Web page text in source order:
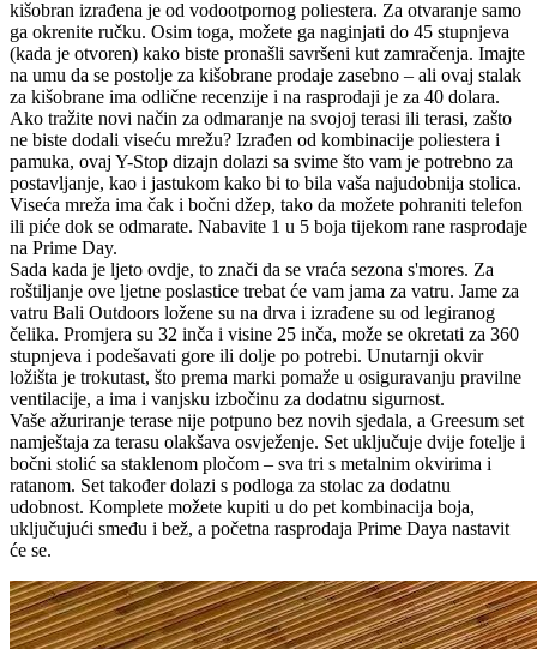
kišobran izrađena je od vodootpornog poliestera. Za otvaranje samo
ga okrenite ručku. Osim toga, možete ga naginjati do 45 stupnjeva
(kada je otvoren) kako biste pronašli savršeni kut zamračenja. Imajte
na umu da se postolje za kišobrane prodaje zasebno – ali ovaj stalak
za kišobrane ima odlične recenzije i na rasprodaji je za 40 dolara.
Ako tražite novi način za odmaranje na svojoj terasi ili terasi, zašto
ne biste dodali viseću mrežu? Izrađen od kombinacije poliestera i
pamuka, ovaj Y-Stop dizajn dolazi sa svime što vam je potrebno za
postavljanje, kao i jastukom kako bi to bila vaša najudobnija stolica.
Viseća mreža ima čak i bočni džep, tako da možete pohraniti telefon
ili piće dok se odmarate. Nabavite 1 u 5 boja tijekom rane rasprodaje
na Prime Day.
Sada kada je ljeto ovdje, to znači da se vraća sezona s'mores. Za
roštiljanje ove ljetne poslastice trebat će vam jama za vatru. Jame za
vatru Bali Outdoors ložene su na drva i izrađene su od legiranog
čelika. Promjera su 32 inča i visine 25 inča, može se okretati za 360
stupnjeva i podešavati gore ili dolje po potrebi. Unutarnji okvir
ložišta je trokutast, što prema marki pomaže u osiguravanju pravilne
ventilacije, a ima i vanjsku izbočinu za dodatnu sigurnost.
Vaše ažuriranje terase nije potpuno bez novih sjedala, a Greesum set
namještaja za terasu olakšava osvježenje. Set uključuje dvije fotelje i
bočni stolić sa staklenom pločom – sva tri s metalnim okvirima i
ratanom. Set također dolazi s podloga za stolac za dodatnu
udobnost. Komplete možete kupiti u do pet kombinacija boja,
uključujući smeđu i bež, a početna rasprodaja Prime Daya nastavit
će se.